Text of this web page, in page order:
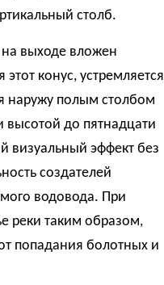
столб.
на выходе вложен
конус, устремляется
наружу полым столбом
высотой до пятнадцати
визуальный эффект без
создателей
водовода. При
реки таким образом,
попадания болотных и